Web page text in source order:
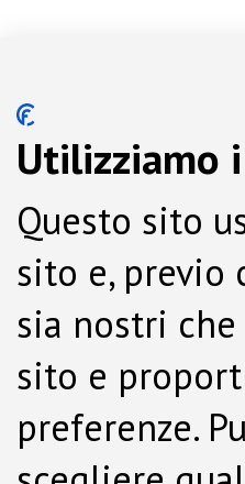
Utilizziamo
Questo sito
sito e, previo
sia nostri
sito e
preferenze.